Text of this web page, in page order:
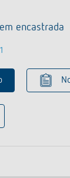
encastrada